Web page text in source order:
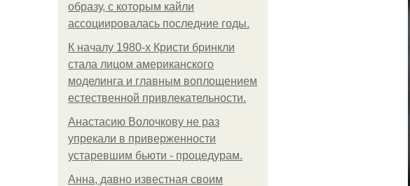
образу, с которым кайли
ассоциировалась последние годы.
К началу 1980-х Кристи бринкли
стала лицом американского
моделинга и главным воплощением
естественной привлекательности.
Анастасию Волочкову не раз
упрекали в приверженности
устаревшим бьюти - процедурам.
Анна, давно известная своим